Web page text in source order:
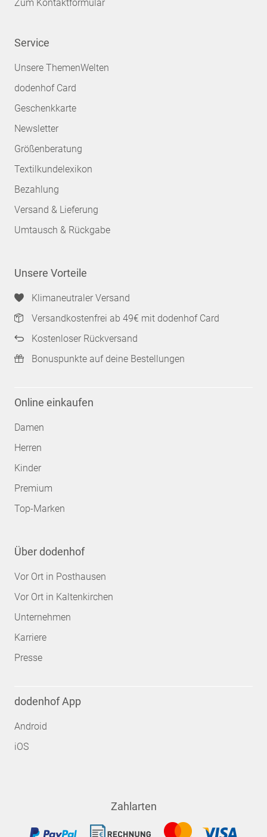
Zum Kontaktformular
Service
Unsere ThemenWelten
dodenhof Card
Geschenkkarte
Newsletter
Größenberatung
Textilkundelexikon
Bezahlung
Versand & Lieferung
Umtausch & Rückgabe
Unsere Vorteile
Klimaneutraler Versand
Versandkostenfrei ab 49€ mit dodenhof Card
Kostenloser Rückversand
Bonuspunkte auf deine Bestellungen
Online einkaufen
Damen
Herren
Kinder
Premium
Top-Marken
Über dodenhof
Vor Ort in Posthausen
Vor Ort in Kaltenkirchen
Unternehmen
Karriere
Presse
dodenhof App
Android
iOS
Zahlarten